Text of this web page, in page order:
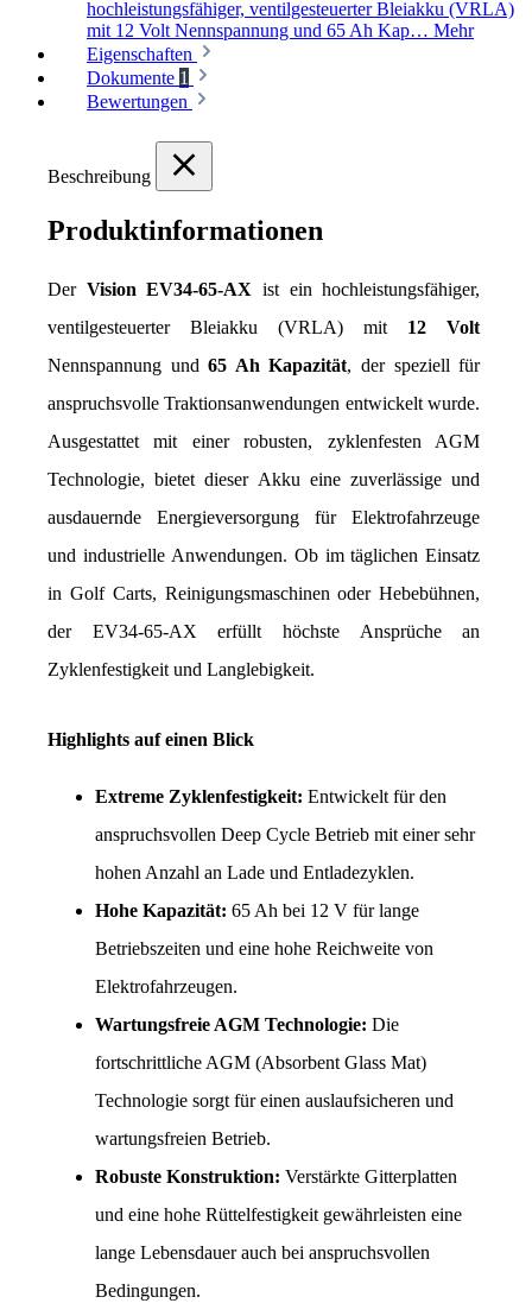
hochleistungsfähiger, ventilgesteuerter Bleiakku (VRLA)
mit 12 Volt Nennspannung und 65 Ah Kap… Mehr
Eigenschaften
Dokumente 1
Bewertungen
Beschreibung
Produktinformationen
Der Vision EV34-65-AX ist ein hochleistungsfähiger,
ventilgesteuerter Bleiakku (VRLA) mit
Nennspannung und 65 Ah Kapazität, der speziell für
anspruchsvolle Traktionsanwendungen entwickelt wurde.
Ausgestattet mit einer robusten, zyklenfesten AGM
Technologie, bietet dieser Akku eine zuverlässige und
ausdauernde Energieversorgung für Elektrofahrzeuge
und industrielle Anwendungen. Ob im täglichen Einsatz
in Golf Carts, Reinigungsmaschinen oder Hebebühnen,
der EV34-65-AX erfüllt höchste Ansprüche an
Zyklenfestigkeit und Langlebigkeit.
Highlights auf einen Blick
Extreme Zyklenfestigkeit: Entwickelt für den
anspruchsvollen Deep Cycle Betrieb mit einer sehr
hohen Anzahl an Lade und Entladezyklen.
Hohe Kapazität: 65 Ah bei 12 V für lange
Betriebszeiten und eine hohe Reichweite von
Elektrofahrzeugen.
Wartungsfreie AGM Technologie: Die
fortschrittliche AGM (Absorbent Glass Mat)
Technologie sorgt für einen auslaufsicheren und
wartungsfreien Betrieb.
Robuste Konstruktion: Verstärkte Gitterplatten
und eine hohe Rüttelfestigkeit gewährleisten eine
lange Lebensdauer auch bei anspruchsvollen
Bedingungen.